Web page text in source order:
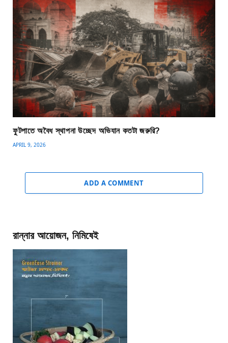
ফুটপাতে অবৈধ স্থাপনা উচ্ছেদ অভিযান কতটা জরুরি?
APRIL 9, 2026
ADD A COMMENT
রান্নার আয়োজন, নিমিষেই